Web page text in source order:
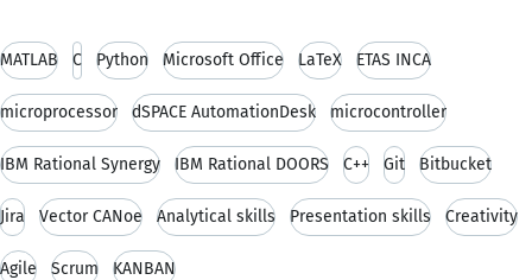
MATLAB C Python Microsoft Office LaTeX ETAS INCA
microprocessor dSPACE AutomationDesk microcontroller
IBM Rational Synergy IBM Rational DOORS C++ Git Bitbucket
Jira Vector CANoe Analytical skills Presentation skills Creativity
Agile Scrum KANBAN